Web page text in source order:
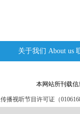
关于我们 About us
本网站所刊载
播视听节目许可证（